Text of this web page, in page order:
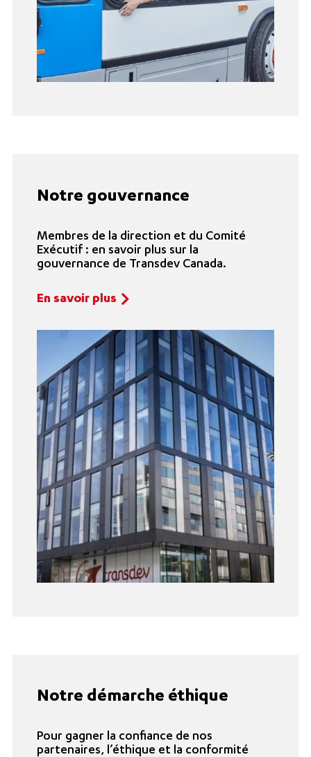
Notre gouvernance
Membres de la direction et du Comité
Exécutif : en savoir plus sur la
gouvernance de Transdev Canada.
En savoir plus
Notre démarche éthique
Pour gagner la confiance de nos
partenaires, l’éthique et la conformité